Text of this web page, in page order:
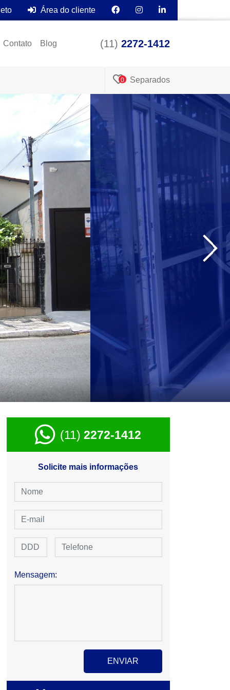
Área do cliente
Contato Blog (11) 2272-1412
0 Separados
›
(11)2272-1412
Solicite mais informações
Mensagem: